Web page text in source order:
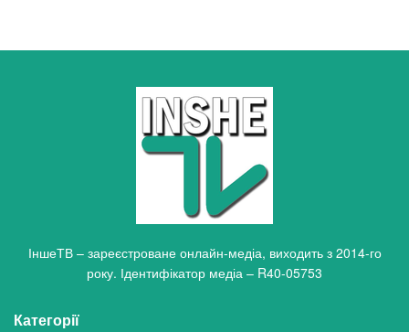
ІншеТВ – зареєстроване онлайн-медіа, виходить з 2014-го
року. Ідентифікатор медіа – R40-05753
Категорії